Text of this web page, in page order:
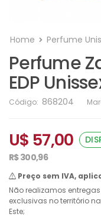
Home Perfume
Perfume
EDP
Código: 868204
U$ 57,00
R$ 300,96
Preço sem IVA,
Não realizamos
exclusivas no território
Este;